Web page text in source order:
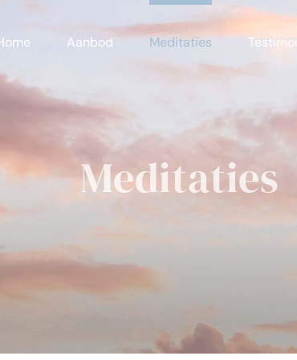
Aanbod Meditaties
Meditaties